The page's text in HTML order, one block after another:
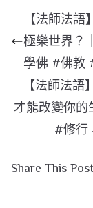
【法師法
極樂世界？
學佛 #佛教
【法師法
才能改變你
#修行
Share This